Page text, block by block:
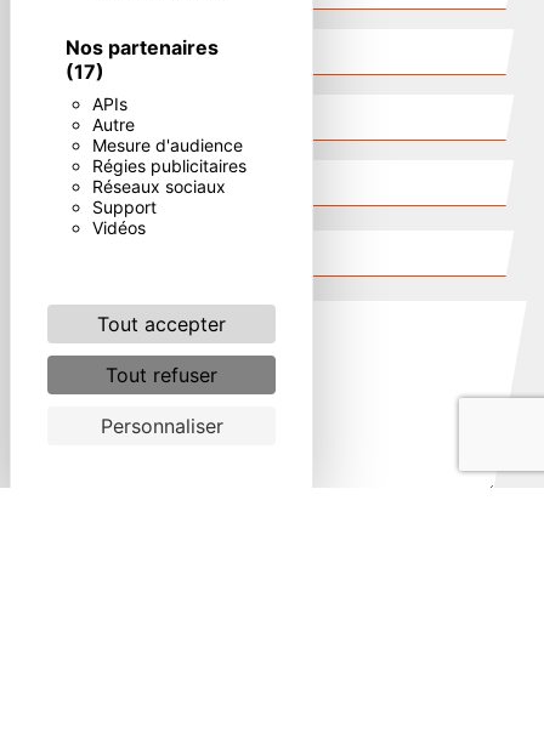
Nos partenaires
(17)
APIs
Autre
Mesure d'audience
Régies publicitaires
Réseaux sociaux
Support
Vidéos
Tout accepter
Tout refuser
Personnaliser